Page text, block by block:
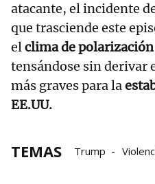
atacante, el incidente
que trasciende este
elclima de polarización
tensándose sin derivar
más graves para la
EE.UU.
TEMAS Trump